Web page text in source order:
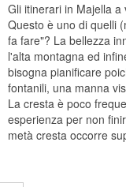
Gli itinerari in Majella
Questo è uno di quelli
fa fare"? La bellezza
l'alta montagna ed
bisogna pianificare
fontanili, una manna
La cresta è poco
esperienza per non
metà cresta occorre